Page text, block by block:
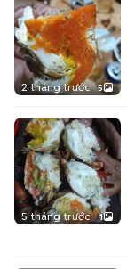
2 tháng trước 5
5 tháng trước 1